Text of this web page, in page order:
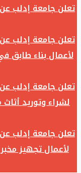
تعلن جامعة إدلب
تعلن جامعة إدلب
لأعمال بناء طابق
تعلن جامعة إدلب
لشراء وتوريد
تعلن جامعة إدلب
لأعمال تجهيز